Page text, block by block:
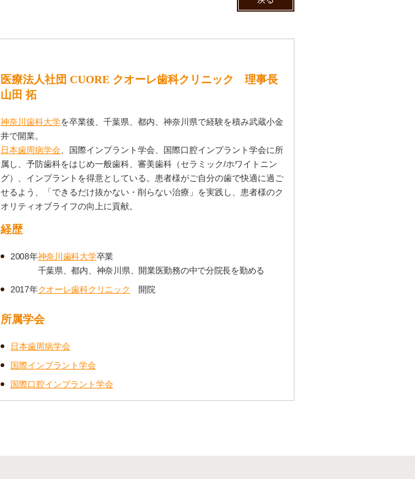
医療法人社団 CUORE クオーレ歯科クリニック 理事長
山田 拓
神奈川歯科大学を卒業後、千葉県、都内、神奈川県で経験を積み武蔵小金
井で開業。
日本歯周病学会 、国際インプラント学会、国際口腔インプラント学会に所
属し、予防歯科をはじめ一般歯科、審美歯科（セラミック/ホワイトニン
グ）、インプラントを得意としている。患者様がご自分の歯で快適に過ご
せるよう、「できるだけ抜かない・削らない治療」を実践し、患者様のク
オリティオブライフの向上に貢献。
経歴
2008年神奈川歯科大学卒業
千葉県、都内、神奈川県、開業医勤務の中で分院長を勤める
2017年クオーレ歯科クリニック 開院
所属学会
日本歯周病学会
国際インプラント学会
国際口腔インプラント学会